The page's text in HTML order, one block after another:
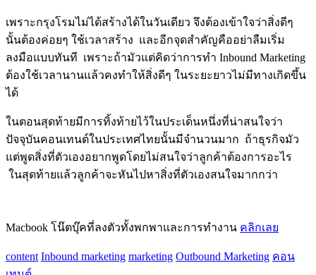
เพราะกรุงโรมไม่ได้สร้างได้ในวันเดียว จึงต้องเข้าใจว่าสิ่งดีๆ
นั้นต้องค่อยๆ ใช้เวลาสร้าง และอีกจุดสำคัญคืออย่าลืมเริ่ม
ลงมือแบบทันที เพราะถ้ามัวแต่คิดว่าการทำ Inbound Marketing
ต้องใช้เวลานานแล้วคงทำให้สิ่งดีๆ ในระยะยาวไม่มีทางเกิดขึ้น
ได้
ในตอนสุดท้ายมีการทิ้งท้ายไว้ในประเด็นหนึ่งที่น่าสนใจว่า
ปัจจุบันคอนเทนต์ในประเทศไทยนั้นมีจำนวนมาก ถ้าธุรกิจมัว
แต่พูดสิ่งที่ตัวเองอยากพูดโดยไม่สนใจว่าลูกค้าต้องการอะไร
ในสุดท้ายแล้วลูกค้าจะหันไปหาสิ่งที่ตัวเองสนใจมากกว่า
Macbook โน๊ตบุ๊คที่ลงตัวทั้งพกพาและการทำงาน คลิกเลย
content Inbound marketing marketing Outbound Marketing คอน